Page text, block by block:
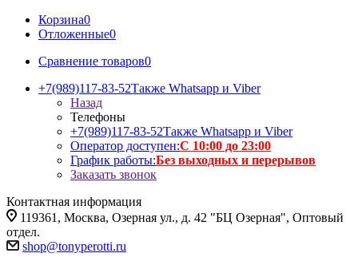
Корзина0
Отложенные0
Сравнение товаров0
+7(989)117-83-52Также Whatsapp и Viber
Назад
Телефоны
+7(989)117-83-52Также Whatsapp и Viber
Оператор доступен:С 10:00 до 23:00
График работы:Без выходных и перерывов
Заказать звонок
Контактная информация
119361, Москва, Озерная ул., д. 42 "БЦ Озерная", Оптовый
отдел.
shop@tonyperotti.ru